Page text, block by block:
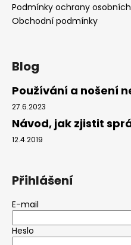
Podmínky ochrany
Obchodní podmínky
Blog
Používání a nošení
27.6.2023
Návod, jak zjistit
12.4.2019
Přihlášení
E-mail
Heslo